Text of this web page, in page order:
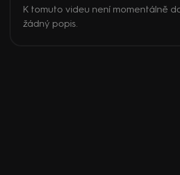
K tomuto videu není momentálně
žádný popis.